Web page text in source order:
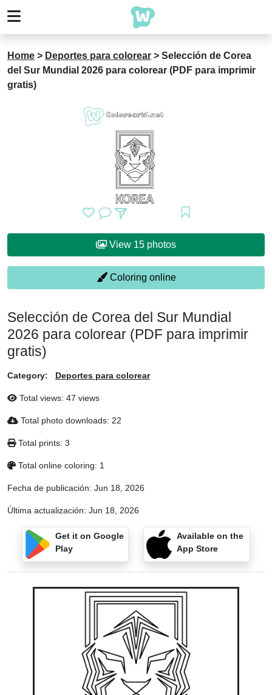
Home > Deportes para colorear > Selección de Corea
del Sur Mundial 2026 para colorear (PDF para imprimir
gratis)
View 15 photos
Coloring online
Selección de Corea del Sur Mundial
2026 para colorear (PDF para imprimir
gratis)
Category: Deportes para colorear
Total views: 47 views
Total photo downloads: 22
Total prints: 3
Total online coloring: 1
Fecha de publicación: Jun 18, 2026
Última actualización: Jun 18, 2026
Get it on Google
Play
Available on the
App Store